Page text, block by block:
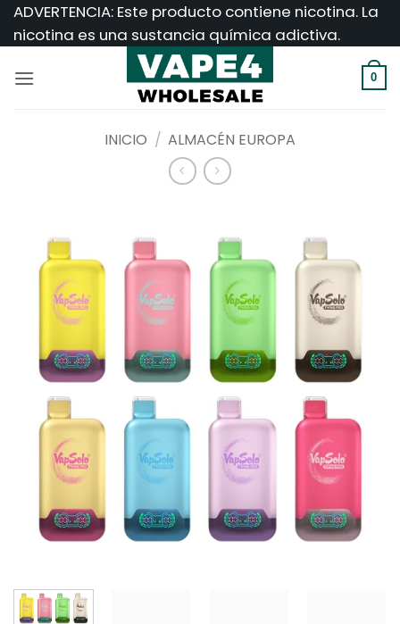
Saltar
ADVERTENCIA: Este producto contiene nicotina. La
nicotina es una sustancia química adictiva.
0
INICIO / ALMACÉN EUROPA